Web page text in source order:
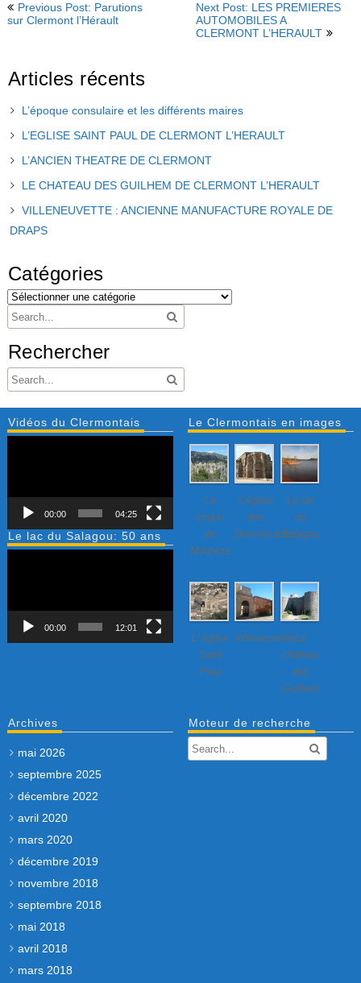
Previous Post: Parutions
sur Clermont l’Hérault
Next Post: LES PREMIERES
AUTOMOBILES A
CLERMONT L’HERAULT
Articles récents
L’époque consulaire et les différents maires
L’EGLISE SAINT PAUL DE CLERMONT L’HERAULT
L’ANCIEN THEATRE DE CLERMONT
LE CHATEAU DES GUILHEM DE CLERMONT L’HERAULT
VILLENEUVETTE : ANCIENNE MANUFACTURE ROYALE DE
DRAPS
Catégories
Rechercher
Vidéos du Clermontais
00:00 04:25
Le lac du Salagou: 50 ans
00:00 12:01
Le Clermontais en images
Le
cirque
de
Mourèze
L’église
des
Dominicains
Le lac
du
Salagou
L’ église
Saint
Paul
Villeneuvette…
Le
château
des
Guilhem
Archives
mai 2026
septembre 2025
décembre 2022
avril 2020
mars 2020
décembre 2019
novembre 2018
septembre 2018
mai 2018
avril 2018
mars 2018
Moteur de recherche